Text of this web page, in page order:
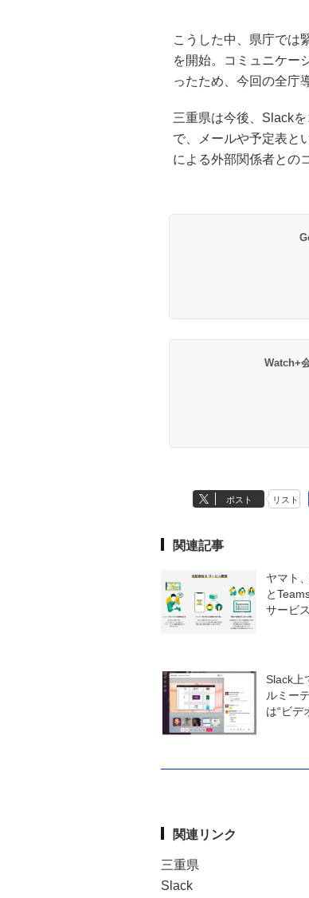
こうした中、県庁では
を開始。コミュニケー
ったため、今回の全庁
三重県は今後、Slack
で、メールや予定表と
による外部関係者との
Watch+
ポスト リスト
関連記事
ヤマト
と
サービス
Slack上
ルミー
は“ビデ
関連リンク
三重県
Slack